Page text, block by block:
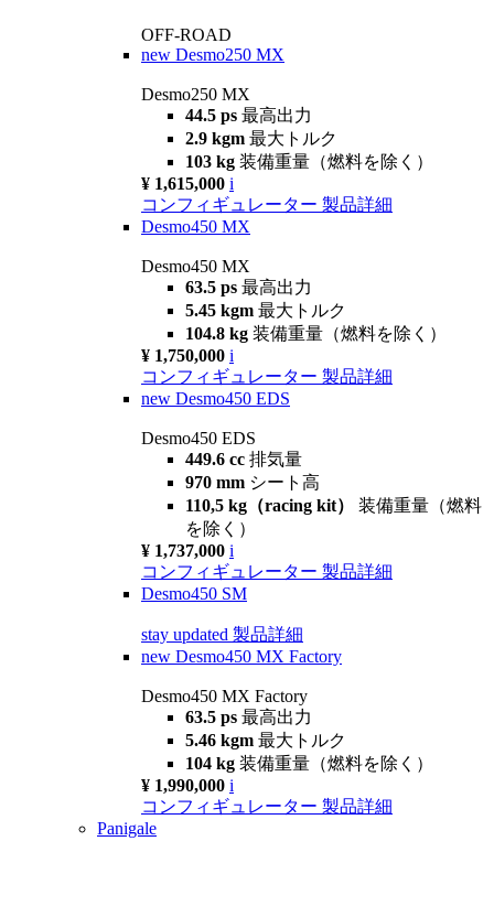
OFF-ROAD
new Desmo250 MX
Desmo250 MX
44.5 ps 最高出力
2.9 kgm 最大トルク
103 kg 装備重量（燃料を除く）
¥ 1,615,000 i
コンフィギュレーター 製品詳細
Desmo450 MX
Desmo450 MX
63.5 ps 最高出力
5.45 kgm 最大トルク
104.8 kg 装備重量（燃料を除く）
¥ 1,750,000 i
コンフィギュレーター 製品詳細
new Desmo450 EDS
Desmo450 EDS
449.6 cc 排気量
970 mm シート高
110,5 kg（racing kit） 装備重量（燃料
を除く）
¥ 1,737,000 i
コンフィギュレーター 製品詳細
Desmo450 SM
stay updated 製品詳細
new Desmo450 MX Factory
Desmo450 MX Factory
63.5 ps 最高出力
5.46 kgm 最大トルク
104 kg 装備重量（燃料を除く）
¥ 1,990,000 i
コンフィギュレーター 製品詳細
Panigale